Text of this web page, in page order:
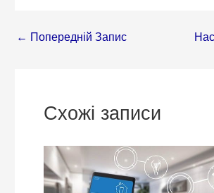
← Попередній Запис
Схожі записи